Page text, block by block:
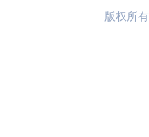
版权所